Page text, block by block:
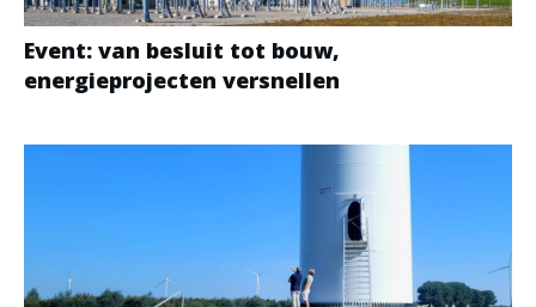
Event: van besluit tot bouw,
energieprojecten versnellen